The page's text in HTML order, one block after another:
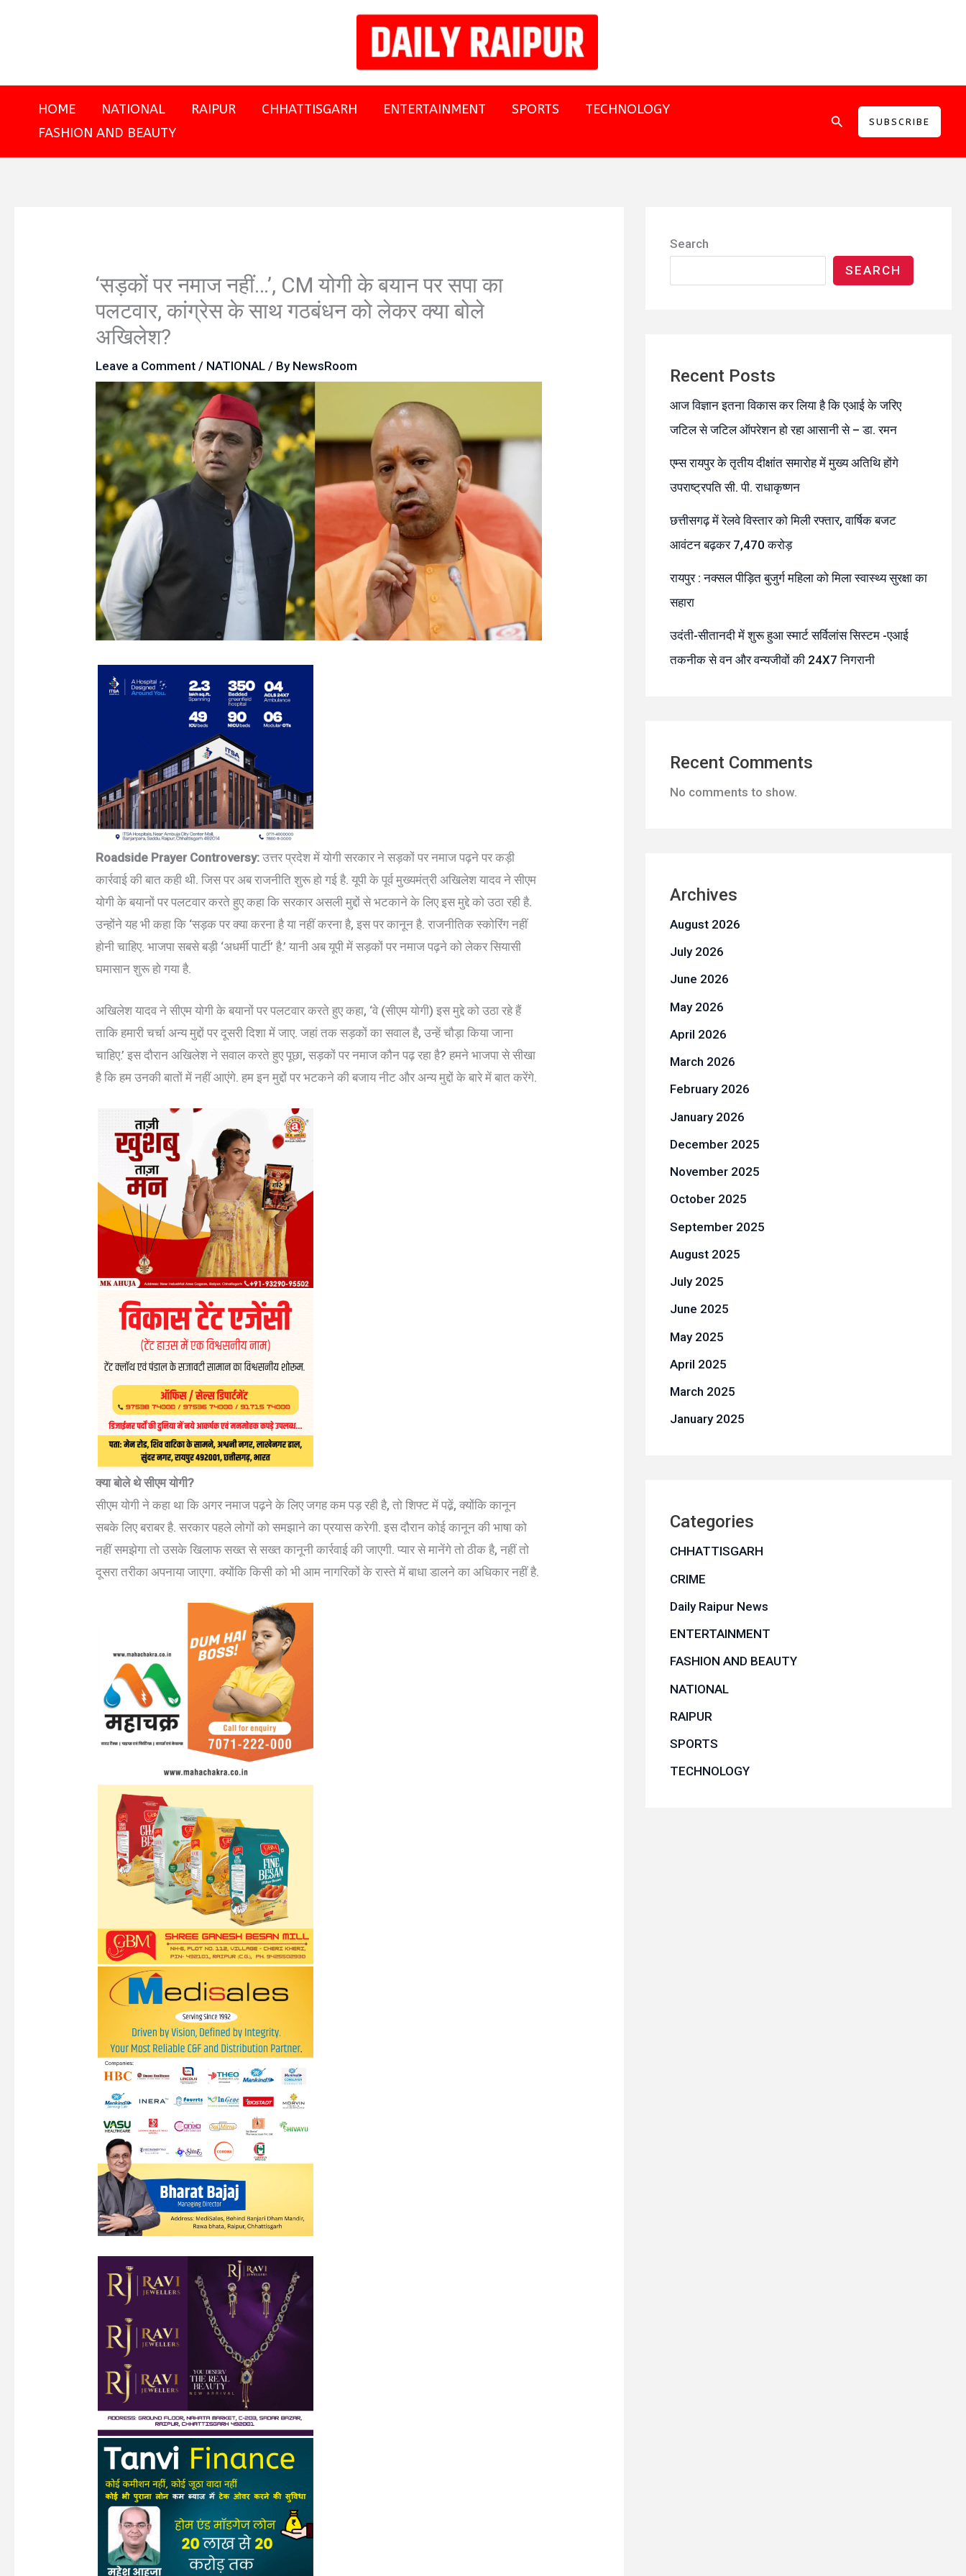
HOME NATIONAL RAIPUR CHHATTISGARH ENTERTAINMENT SPORTS
TECHNOLOGY
FASHION AND BEAUTY
SearchSUBSCRIBE
‘सड़कों पर नमाज नहीं…’, CM योगी के बयान पर सपा का
पलटवार, कांग्रेस के साथ गठबंधन को लेकर क्या बोले
अखिलेश?
Leave a Comment / NATIONAL / By NewsRoom
Roadside Prayer Controversy:उत्तर प्रदेश में योगी सरकार ने सड़कों पर नमाज पढ़ने पर कड़ी
कार्रवाई की बात कही थी. जिस पर अब राजनीति शुरू हो गई है. यूपी के पूर्व मुख्यमंत्री अखिलेश यादव ने सीएम
योगी के बयानों पर पलटवार करते हुए कहा कि सरकार असली मुद्दों से भटकाने के लिए इस मुद्दे को उठा रही है.
उन्होंने यह भी कहा कि ‘सड़क पर क्या करना है या नहीं करना है, इस पर कानून है. राजनीतिक स्कोरिंग नहीं
होनी चाहिए. भाजपा सबसे बड़ी ‘अधर्मी पार्टी’ है.’ यानी अब यूपी में सड़कों पर नमाज पढ़ने को लेकर सियासी
घमासान शुरू हो गया है.
अखिलेश यादव ने सीएम योगी के बयानों पर पलटवार करते हुए कहा, ‘वे (सीएम योगी) इस मुद्दे को उठा रहे हैं
ताकि हमारी चर्चा अन्य मुद्दों पर दूसरी दिशा में जाए. जहां तक सड़कों का सवाल है, उन्हें चौड़ा किया जाना
चाहिए.’ इस दौरान अखिलेश ने सवाल करते हुए पूछा, सड़कों पर नमाज कौन पढ़ रहा है? हमने भाजपा से सीखा
है कि हम उनकी बातों में नहीं आएंगे. हम इन मुद्दों पर भटकने की बजाय नीट और अन्य मुद्दों के बारे में बात करेंगे.
क्या बोले थे सीएम योगी?
सीएम योगी ने कहा था कि अगर नमाज पढ़ने के लिए जगह कम पड़ रही है, तो शिफ्ट में पढे़ं, क्योंकि कानून
सबके लिए बराबर है. सरकार पहले लोगों को समझाने का प्रयास करेगी. इस दौरान कोई कानून की भाषा को
नहीं समझेगा तो उसके खिलाफ सख्त से सख्त कानूनी कार्रवाई की जाएगी. प्यार से मानेंगे तो ठीक है, नहीं तो
दूसरा तरीका अपनाया जाएगा. क्योंकि किसी को भी आम नागरिकों के रास्ते में बाधा डालने का अधिकार नहीं है.
Search
SEARCH
Recent Posts
आज विज्ञान इतना विकास कर लिया है कि एआई के जरिए
जटिल से जटिल ऑपरेशन हो रहा आसानी से – डा. रमन
एम्स रायपुर के तृतीय दीक्षांत समारोह में मुख्य अतिथि होंगे
उपराष्ट्रपति सी. पी. राधाकृष्णन
छत्तीसगढ़ में रेलवे विस्तार को मिली रफ्तार, वार्षिक बजट
आवंटन बढ़कर 7,470 करोड़
रायपुर : नक्सल पीड़ित बुजुर्ग महिला को मिला स्वास्थ्य सुरक्षा का
सहारा
उदंती-सीतानदी में शुरू हुआ स्मार्ट सर्विलांस सिस्टम -एआई
तकनीक से वन और वन्यजीवों की 24X7 निगरानी
Recent Comments
No comments to show.
Archives
August 2026
July 2026
June 2026
May 2026
April 2026
March 2026
February 2026
January 2026
December 2025
November 2025
October 2025
September 2025
August 2025
July 2025
June 2025
May 2025
April 2025
March 2025
January 2025
Categories
CHHATTISGARH
CRIME
Daily Raipur News
ENTERTAINMENT
FASHION AND BEAUTY
NATIONAL
RAIPUR
SPORTS
TECHNOLOGY